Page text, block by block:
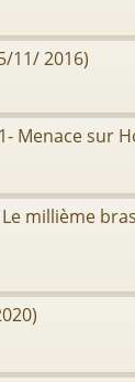
11/ 2016)
Menace sur
millième